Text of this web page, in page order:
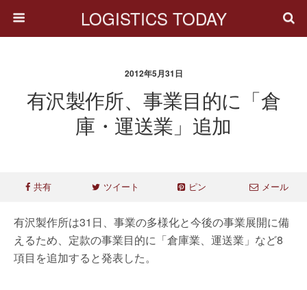
LOGISTICS TODAY
2012年5月31日
有沢製作所、事業目的に「倉
庫・運送業」追加
共有 ツイート ピン メール
有沢製作所は31日、事業の多様化と今後の事業展開に備
えるため、定款の事業目的に「倉庫業、運送業」など8
項目を追加すると発表した。